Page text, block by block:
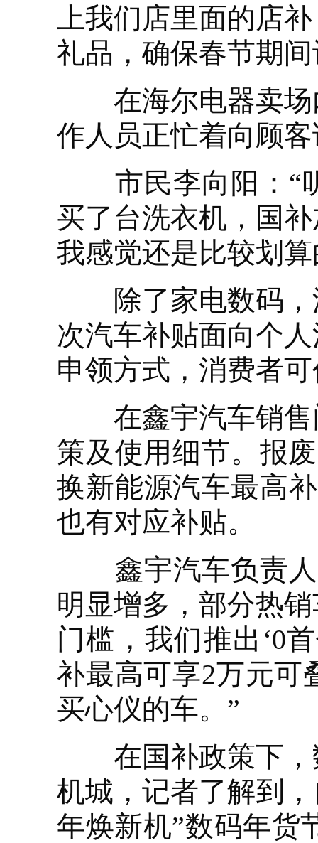
上我们店里面的店
礼品，确保春节期
在海尔电器卖场
作人员正忙着向顾
市民李向阳：“听
买了台洗衣机，国
我感觉还是比较划算
除了家电数码，
次汽车补贴面向个
申领方式，消费者
在鑫宇汽车销售
策及使用细节。报
换新能源汽车最高
也有对应补贴。
鑫宇汽车负责人
明显增多，部分热
门槛，我们推出‘0
补最高可享2万元可
买心仪的车。”
在国补政策下，
机城，记者了解到
年焕新机”数码年货